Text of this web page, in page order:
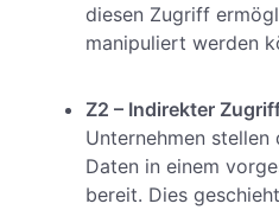
diesen Zugriff
manipuliert werden
Z2 – Indirekter
Unternehmen
Daten in einem
bereit. Dies